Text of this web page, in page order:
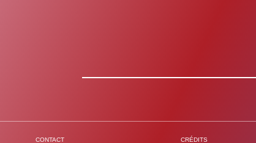
CONTACT CRÉDITS